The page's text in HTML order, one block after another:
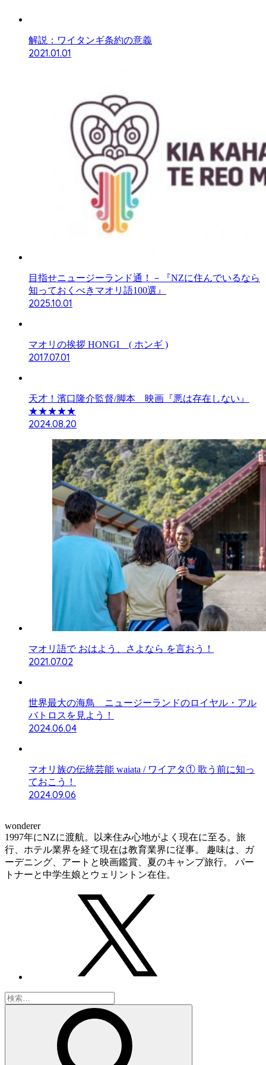
解説：ワイタンギ条約の意義
2021.01.01
目指せニュージーランド通！－『NZに住んでいるなら
知っておくべきマオリ語100選』
2025.10.01
マオリの挨拶 HONGI ( ホンギ )
2017.07.01
天才！濱口隆介監督/脚本 映画『悪は存在しない』
★★★★★
2024.08.20
マオリ語で おはよう、さよなら を言おう！
2021.07.02
世界最大の海鳥 ニュージーランドのロイヤル・アル
バトロスを見よう！
2024.06.04
マオリ族の伝統芸能 waiata / ワイアタ① 歌う前に知っ
ておこう！
2024.09.06
wonderer
1997年にNZに渡航。以来住み心地がよく現在に至る。旅
行、ホテル業界を経て現在は教育業界に従事。 趣味は、ガ
ーデニング、アートと映画鑑賞、夏のキャンプ旅行。 パー
トナーと中学生娘とウェリントン在住。
検
索: